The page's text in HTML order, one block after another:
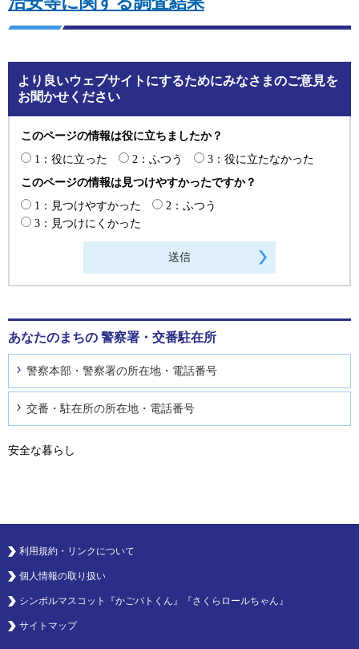
より良いウェブサイトにするためにみなさまのご意見を
お聞かせください
このページの情報は役に立ちましたか？
1：役に立った
2：ふつう
3：役に立たなかった
このページの情報は見つけやすかったですか？
1：見つけやすかった
2：ふつう
3：見つけにくかった
あなたのまちの 警察署・交番駐在所
警察本部・警察署の所在地・電話番号
交番・駐在所の所在地・電話番号
安全な暮らし
利用規約・リンクについて
個人情報の取り扱い
シンボルマスコット『かごパトくん』『さくらロールちゃん』
サイトマップ